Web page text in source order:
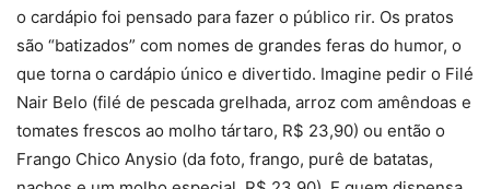
o cardápio foi pensado para fazer o público rir. Os pratos
são “batizados” com nomes de grandes feras do humor, o
que torna o cardápio único e divertido. Imagine pedir o Filé
Nair Belo (filé de pescada grelhada, arroz com amêndoas e
tomates frescos ao molho tártaro, R$ 23,90) ou então o
Frango Chico Anysio (da foto, frango, purê de batatas,